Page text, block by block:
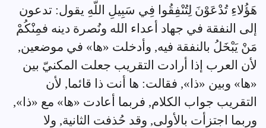
هَؤُلاءِ تُدْعَوْنَ لِتُنْفِقُوا فِي سَبِيلِ اللّهِ يقول: تدعون
إلى النفقة في جهاد أعداء الله ونُصرة دينه فمِنْكُمْ
مَنْ يَبْخَلُ بالنفقة فيه, وأدخلت «ها» في موضعين,
لأن العرب إذا أرادت التقريب جعلت المكنيّ بين
«ها» وبين «ذا», فقالت: ها أنت ذا قائما, لأن
التقريب جواب الكلام, فربما أعادت «ها» مع «ذا»,
وربما اجتزأت بالأولى, وقد حُذفت الثانية, ولا